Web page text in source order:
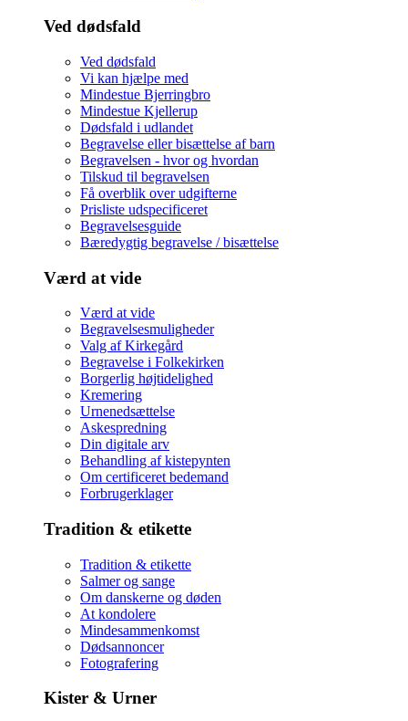
Ved dødsfald
Ved dødsfald
Vi kan hjælpe med
Mindestue Bjerringbro
Mindestue Kjellerup
Dødsfald i udlandet
Begravelse eller bisættelse af barn
Begravelsen - hvor og hvordan
Tilskud til begravelsen
Få overblik over udgifterne
Prisliste udspecificeret
Begravelsesguide
Bæredygtig begravelse / bisættelse
Værd at vide
Værd at vide
Begravelsesmuligheder
Valg af Kirkegård
Begravelse i Folkekirken
Borgerlig højtidelighed
Kremering
Urnenedsættelse
Askespredning
Din digitale arv
Behandling af kistepynten
Om certificeret bedemand
Forbrugerklager
Tradition & etikette
Tradition & etikette
Salmer og sange
Om danskerne og døden
At kondolere
Mindesammenkomst
Dødsannoncer
Fotografering
Kister & Urner